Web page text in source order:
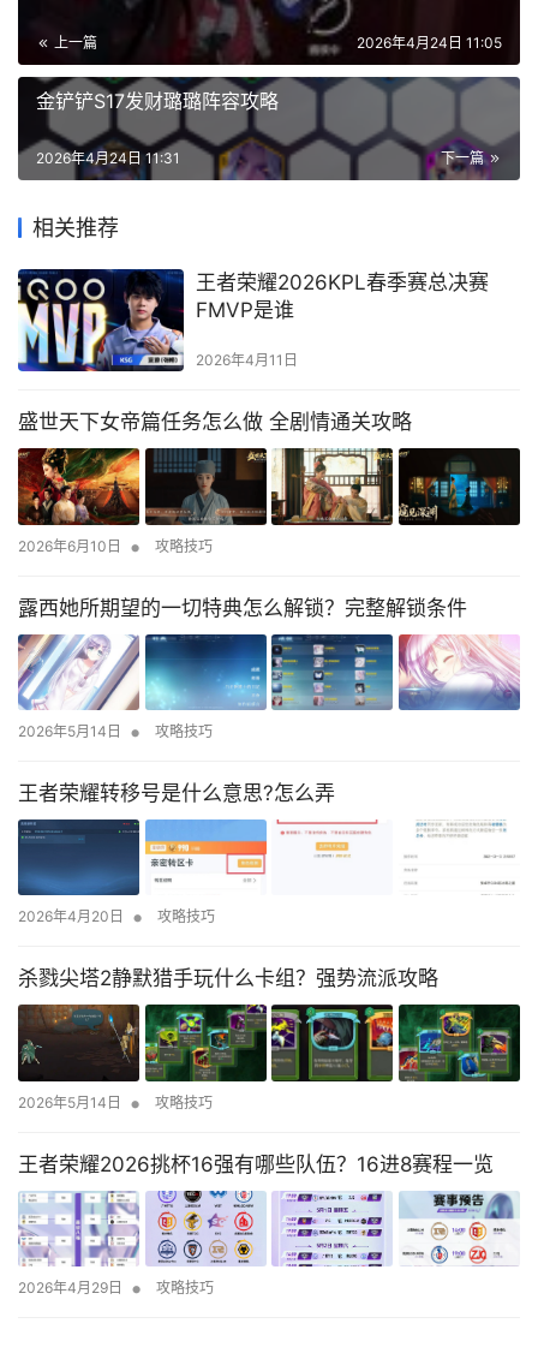
上一篇 2026年4月24日 11:05
金铲铲S17发财璐璐阵容攻略
下一篇
2026年4月24日 11:31
相关推荐
王者荣耀2026KPL春季赛总决赛
FMVP是谁
2026年4月11日
盛世天下女帝篇任务怎么做 全剧情通关攻略
2026年6月10日 • 攻略技巧
露西她所期望的一切特典怎么解锁？完整解锁条件
2026年5月14日 • 攻略技巧
王者荣耀转移号是什么意思?怎么弄
2026年4月20日 • 攻略技巧
杀戮尖塔2静默猎手玩什么卡组？强势流派攻略
2026年5月14日 • 攻略技巧
王者荣耀2026挑杯16强有哪些队伍？16进8赛程一览
2026年4月29日 • 攻略技巧